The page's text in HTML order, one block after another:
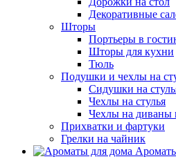
Декоративные
Шторы
Портьеры в
Шторы для кухни
Тюль
Подушки и чехлы на
Сидушки на
Чехлы на стулья
Чехлы на диваны
Прихватки и фартуки
Грелки на чайник